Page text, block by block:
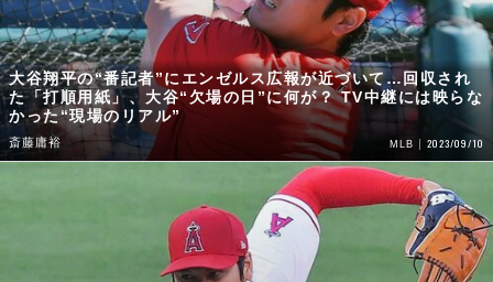
大谷翔平の“番記者”にエンゼルス広報が近づいて…回収され
た「打順用紙」、大谷“欠場の日”に何が？ TV中継には映らな
かった“現場のリアル”
斎藤庸裕 MLB 2023/09/10